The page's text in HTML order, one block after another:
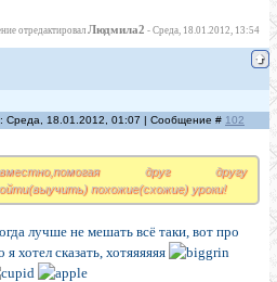
отредактировал Людмила2 - Среда, 18.01.2012, 13:54
Среда, 18.01.2012, 01:07 | Сообщение # 102
друг другу
похожие(схожие) уроки!
лучше не мешать всё таки, вот про
я хотел сказать, хотяяяяяя